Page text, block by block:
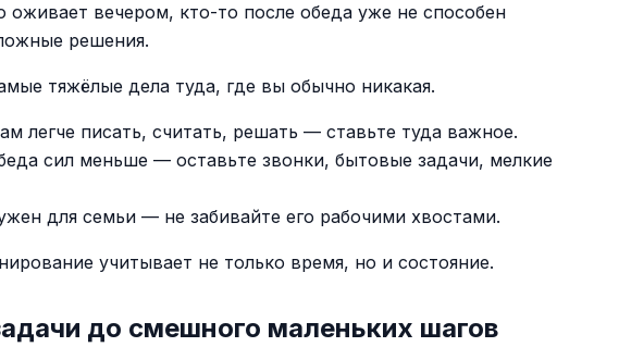
оживает вечером, кто-то после обеда уже не способен
решения.
тяжёлые дела туда, где вы обычно никакая.
легче писать, считать, решать — ставьте туда важное.
сил меньше — оставьте звонки, бытовые задачи, мелкие
для семьи — не забивайте его рабочими хвостами.
учитывает не только время, но и состояние.
до смешного маленьких шагов